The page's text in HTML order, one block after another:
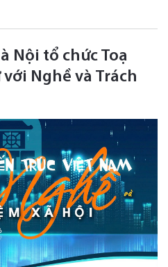
Nội tổ chức Toạ
Nghề và Trách